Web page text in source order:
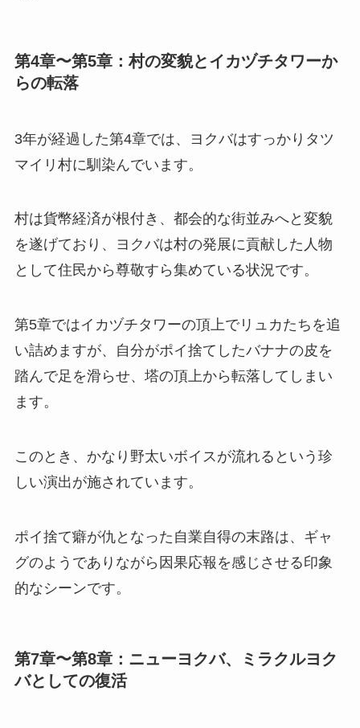
第4章〜第5章：村の変貌とイカヅチタワーか
らの転落
3年が経過した第4章では、ヨクバはすっかりタツ
マイリ村に馴染んでいます。
村は貨幣経済が根付き、都会的な街並みへと変貌
を遂げており、ヨクバは村の発展に貢献した人物
として住民から尊敬すら集めている状況です。
第5章ではイカヅチタワーの頂上でリュカたちを追
い詰めますが、自分がポイ捨てしたバナナの皮を
踏んで足を滑らせ、塔の頂上から転落してしまい
ます。
このとき、かなり野太いボイスが流れるという珍
しい演出が施されています。
ポイ捨て癖が仇となった自業自得の末路は、ギャ
グのようでありながら因果応報を感じさせる印象
的なシーンです。
第7章〜第8章：ニューヨクバ、ミラクルヨク
バとしての復活